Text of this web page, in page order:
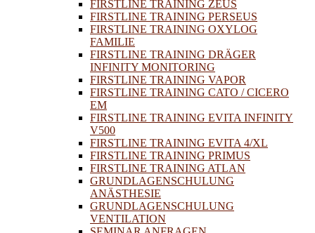
FIRSTLINE TRAINING ZEUS
FIRSTLINE TRAINING PERSEUS
FIRSTLINE TRAINING OXYLOG
FAMILIE
FIRSTLINE TRAINING DRÄGER
INFINITY MONITORING
FIRSTLINE TRAINING VAPOR
FIRSTLINE TRAINING CATO / CICERO
EM
FIRSTLINE TRAINING EVITA INFINITY
V500
FIRSTLINE TRAINING EVITA 4/XL
FIRSTLINE TRAINING PRIMUS
FIRSTLINE TRAINING ATLAN
GRUNDLAGENSCHULUNG
ANÄSTHESIE
GRUNDLAGENSCHULUNG
VENTILATION